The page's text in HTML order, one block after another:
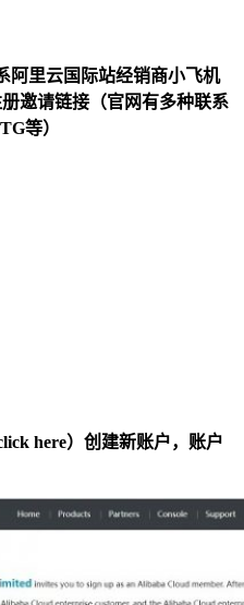
阿里云国际站经销商小飞机
邀请链接（官网有多种联系
TG等）
here）创建新账户， 账户